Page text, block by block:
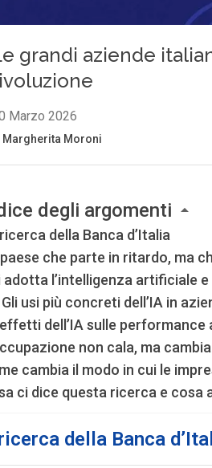
degli argomenti
della Banca d’Italia
paese che parte in ritardo, ma
adotta l’intelligenza artificiale
Gli usi più concreti dell’IA in
dell’IA sulle
non cala, ma
cambia il modo in cui le
ci dice questa ricerca e cosa
della Banca